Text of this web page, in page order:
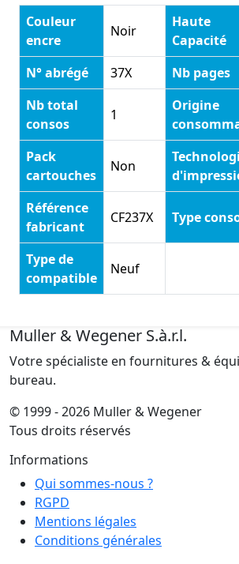
Couleur
encre
Noir
Haute
Capacité
N° abrégé 37X Nb pages
Nb total
consos
1
Origine
Pack
cartouches
Non
Référence
fabricant
CF237X Type
Type de
compatible
Neuf
Muller & Wegener S.à.r.l.
Votre spécialiste en fournitures &
bureau.
© 1999 - 2026 Muller & Wegener
Tous droits réservés
Informations
Qui sommes-nous ?
RGPD
Mentions légales
Conditions générales